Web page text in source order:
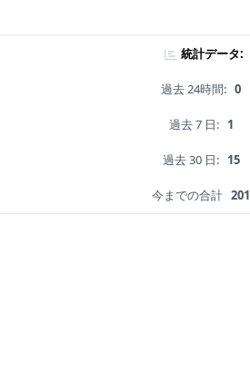
統計データ:
過去 24時間: 0
過去 7 日: 1
過去 30 日: 15
今までの合計 201